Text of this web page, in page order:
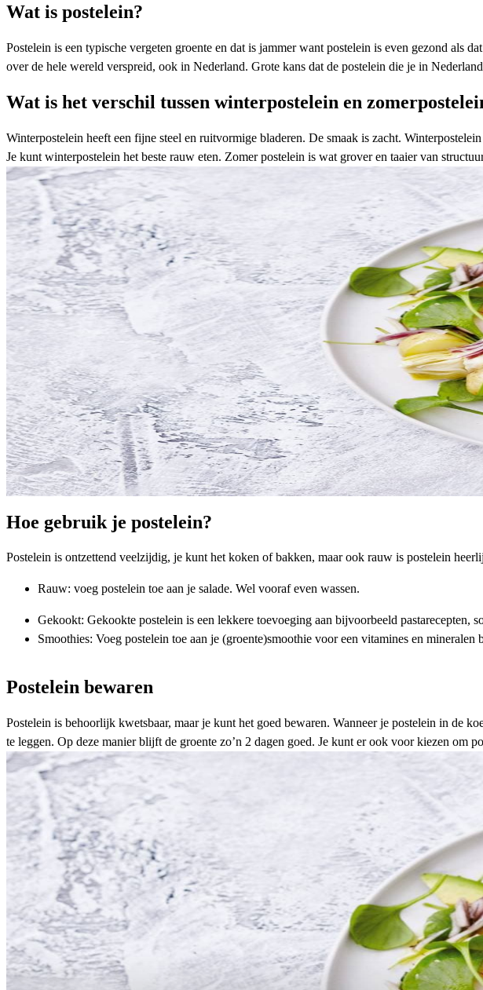
Wat is postelein?
Postelein is een typische vergeten groente en dat is jammer want postelein is even gezond als
over de hele wereld verspreid, ook in Nederland. Grote kans dat de postelein die je in
Wat is het verschil tussen winterpostelein en
Winterpostelein heeft een fijne steel en ruitvormige bladeren. De smaak is zacht.
Je kunt winterpostelein het beste rauw eten. Zomer postelein is wat grover en taaier van
Hoe gebruik je postelein?
Postelein is ontzettend veelzijdig, je kunt het koken of bakken, maar ook rauw is postelein
Rauw: voeg postelein toe aan je salade. Wel vooraf even wassen.
Gekookt: Gekookte postelein is een lekkere toevoeging aan bijvoorbeeld pastarecepten,
Smoothies: Voeg postelein toe aan je (groente)smoothie voor een vitamines en mineralen
Postelein bewaren
Postelein is behoorlijk kwetsbaar, maar je kunt het goed bewaren. Wanneer je postelein in de
te leggen. Op deze manier blijft de groente zo’n 2 dagen goed. Je kunt er ook voor kiezen om